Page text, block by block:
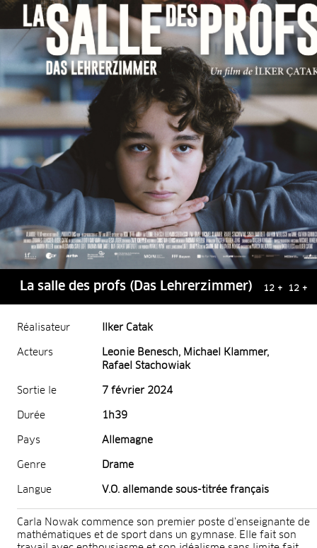
La salle des profs (Das Lehrerzimmer) 12 + 12 +
Réalisateur Ilker Catak
Acteurs
Leonie Benesch, Michael Klammer,
Rafael Stachowiak
Sortie le 7 février 2024
Durée 1h39
Pays Allemagne
Genre Drame
Langue V.O. allemande sous-titrée français
Carla Nowak commence son premier poste d’enseignante de
mathématiques et de sport dans un gymnase. Elle fait son